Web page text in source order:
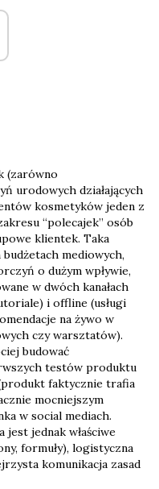
(zarówno
urodowych działających
kosmetyków jeden z
“polecajek” osób
klientek. Taka
mediowych,
o dużym wpływie,
w dwóch kanałach
i offline (usługi
na żywo w
czy warsztatów).
budować
testów produktu
faktycznie trafia
mocniejszym
w social mediach.
jednak właściwe
formuły), logistyczna
komunikacja zasad